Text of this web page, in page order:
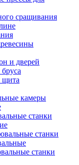
сращивания
и дверей
щита
камеры
станки
станки
станки